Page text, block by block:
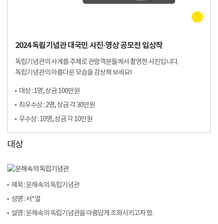
2024 독립기념관 대국민 사진·영상 공모전 입상작
독립기념관의 사계를 주제로 관람객분들께서 촬영한 사진입니다.
독립기념관의 아름다운 모습을 감상해 보세요!
대상 : 1명, 상금 100만원
최우수상 : 2명, 상금 각 30만원
우수상 : 10명, 상금 각 10만원
대상
제목 : 운해속의 독립기념관
성명 : 서*열
설명 : 운해속의 독립기념관을 아름답게 조화시키고자 함.